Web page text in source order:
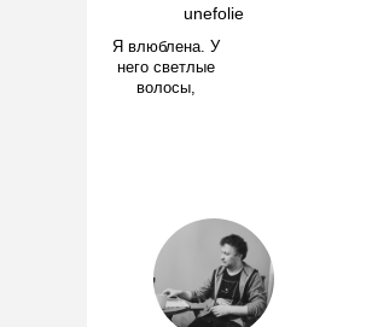
Я влюблена. У
него светлые
волосы,